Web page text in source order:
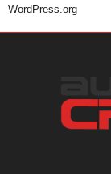
WordPress.org